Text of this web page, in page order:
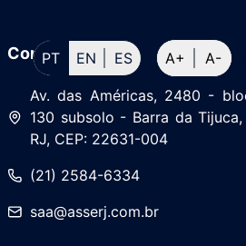
PT EN ES A+ A-
Contato
Av. das Américas, 2480 -
130 subsolo - Barra da
RJ, CEP: 22631-004
(21) 2584-6334
saa@asserj.com.br